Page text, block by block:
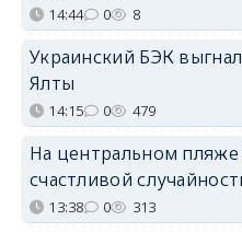
14:44 0 8
Украинский БЭК
Ялты
14:15 0 479
На центральном пляже
счастливой
13:38 0 313